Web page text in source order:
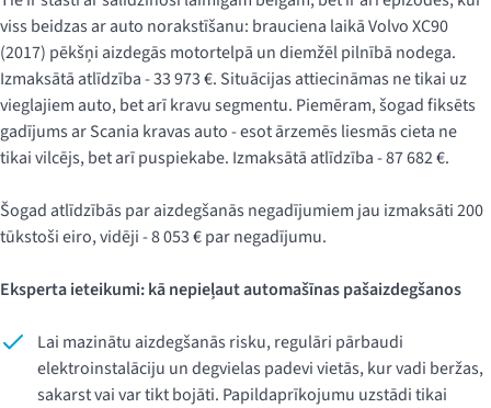
viss beidzas ar auto norakstīšanu: brauciena laikā Volvo XC90
(2017) pēkšņi aizdegās motortelpā un diemžēl pilnībā nodega.
Izmaksātā atlīdzība - 33 973 €. Situācijas attiecināmas ne tikai uz
vieglajiem auto, bet arī kravu segmentu. Piemēram, šogad fiksēts
gadījums ar Scania kravas auto - esot ārzemēs liesmās cieta ne
tikai vilcējs, bet arī puspiekabe. Izmaksātā atlīdzība - 87 682 €.
Šogad atlīdzībās par aizdegšanās negadījumiem jau izmaksāti 200
tūkstoši eiro, vidēji - 8 053 € par negadījumu.
Eksperta ieteikumi: kā nepieļaut automašīnas pašaizdegšanos
Lai mazinātu aizdegšanās risku, regulāri pārbaudi
elektroinstalāciju un degvielas padevi vietās, kur vadi beržas,
sakarst vai var tikt bojāti. Papildaprīkojumu uzstādi tikai